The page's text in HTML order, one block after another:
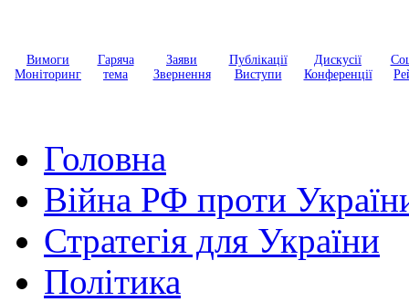
Вимоги
Моніторинг
Гаряча
тема
Заяви
Звернення
Публікації
Виступи
Дискусії
Конференції
Головна
Війна РФ проти
Стратегія для України
Політика